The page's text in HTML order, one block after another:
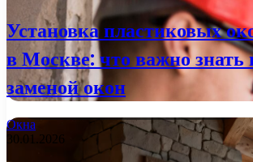
Установка пластиковых
в Москве: что важно знать
заменой окон
Окна
30.01.2026